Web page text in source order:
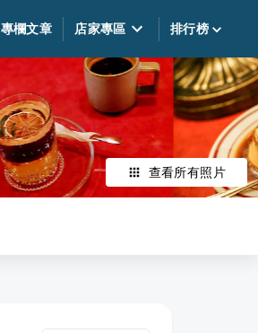
專欄文章 店家專區 排行榜
查看所有照片